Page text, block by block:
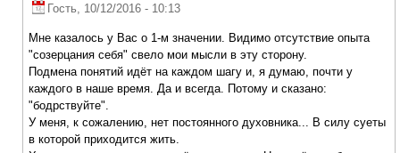
Гость, 10/12/2016 - 10:13
Мне казалось у Вас о 1-м значении. Видимо отсутствие опыта
"созерцания себя" свело мои мысли в эту сторону.
Подмена понятий идёт на каждом шагу и, я думаю, почти у
каждого в наше время. Да и всегда. Потому и сказано:
"бодрствуйте".
У меня, к сожалению, нет постоянного духовника... В силу суеты
в которой приходится жить.